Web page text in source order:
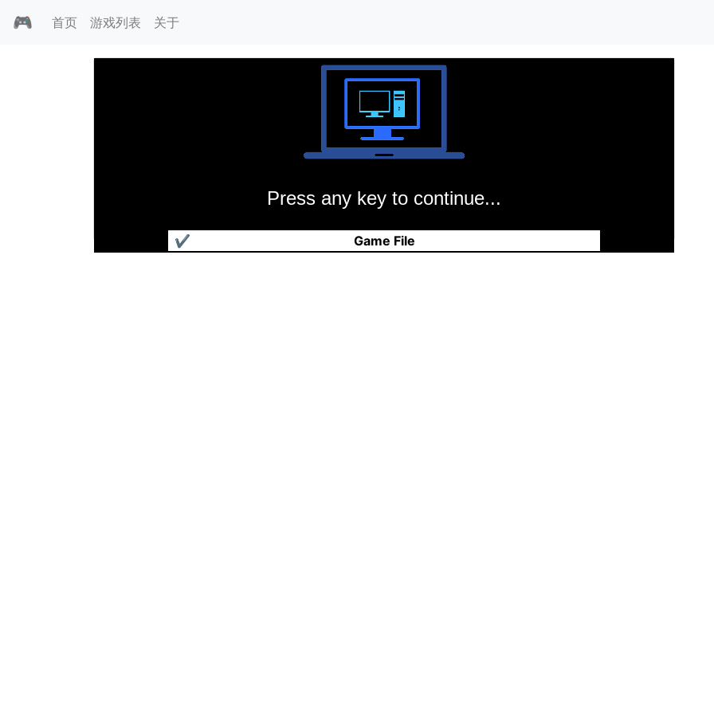
🎮 首页 游戏列表 关于
Press any key to continue...
Game File
✔